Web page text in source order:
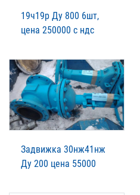
19ч19р Ду 800 6шт,
цена 250000 с ндс
Задвижка 30нж41нж
Ду 200 цена 55000